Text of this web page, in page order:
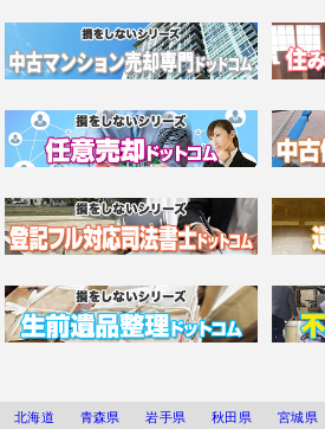
北海道 青森県 岩手県 秋田県 宮城県